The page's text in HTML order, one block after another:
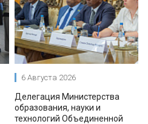
6 Августа 2026
Делегация Министерства
образования, науки и
технологий Объединенной